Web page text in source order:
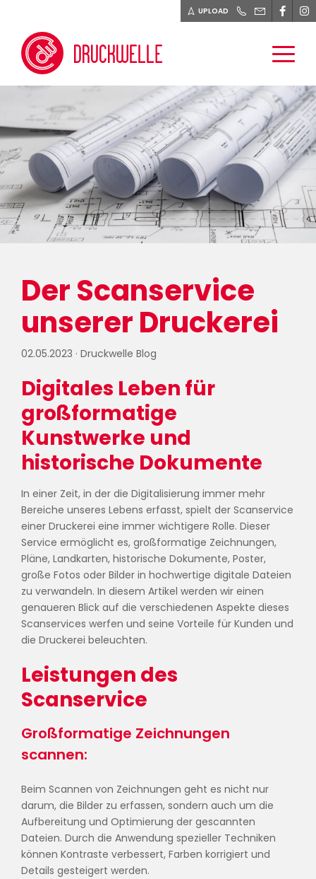
UPLOAD
PRODUKTE
DIENSTLEISTUNGEN
BLOG
ÜBER UNS
KONTAKT
Der Scanservice
unserer Druckerei
02.05.2023 · Druckwelle Blog
Digitales Leben für
großformatige
Kunstwerke und
historische Dokumente
In einer Zeit, in der die Digitalisierung immer mehr
Bereiche unseres Lebens erfasst, spielt der Scanservice
einer Druckerei eine immer wichtigere Rolle. Dieser
Service ermöglicht es, großformatige Zeichnungen,
Pläne, Landkarten, historische Dokumente, Poster,
große Fotos oder Bilder in hochwertige digitale Dateien
zu verwandeln. In diesem Artikel werden wir einen
genaueren Blick auf die verschiedenen Aspekte dieses
Scanservices werfen und seine Vorteile für Kunden und
die Druckerei beleuchten.
Leistungen des
Scanservice
Großformatige Zeichnungen
scannen:
Beim Scannen von Zeichnungen geht es nicht nur
darum, die Bilder zu erfassen, sondern auch um die
Aufbereitung und Optimierung der gescannten
Dateien. Durch die Anwendung spezieller Techniken
können Kontraste verbessert, Farben korrigiert und
Details gesteigert werden.